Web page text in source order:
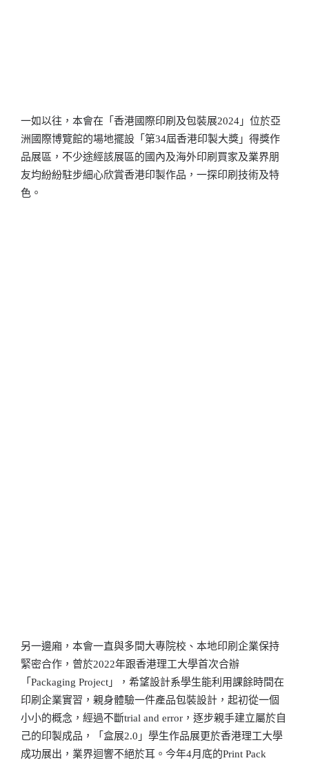
一如以往，本會在「香港國際印刷及包裝展2024」位於亞
洲國際博覽館的場地擺設「第34屆香港印製大獎」得獎作
品展區，不少途經該展區的國內及海外印刷買家及業界朋
友均紛紛駐步細心欣賞香港印製作品，一探印刷技術及特
色。
另一邊廂，本會一直與多間大專院校、本地印刷企業保持
緊密合作，曾於2022年跟香港理工大學首次合辦
「Packaging Project」，希望設計系學生能利用課餘時間在
印刷企業實習，親身體驗一件產品包裝設計，起初從一個
小小的概念，經過不斷trial and error，逐步親手建立屬於自
己的印製成品，「盒展2.0」學生作品展更於香港理工大學
成功展出，業界迴響不絕於耳。今年4月底的Print Pack